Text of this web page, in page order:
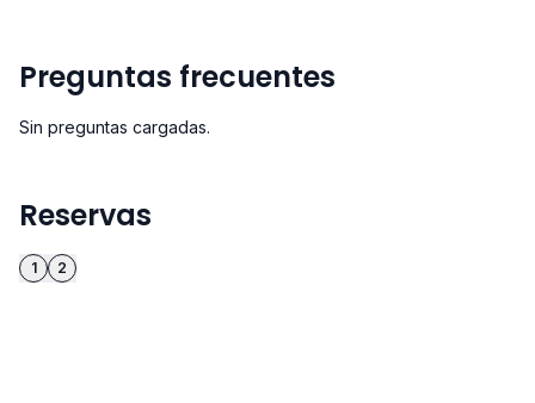
Preguntas frecuentes
Sin preguntas cargadas.
Reservas
1 2